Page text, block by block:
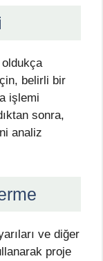
belirli bir
işlemi
sonra,
analiz
ve diğer
proje